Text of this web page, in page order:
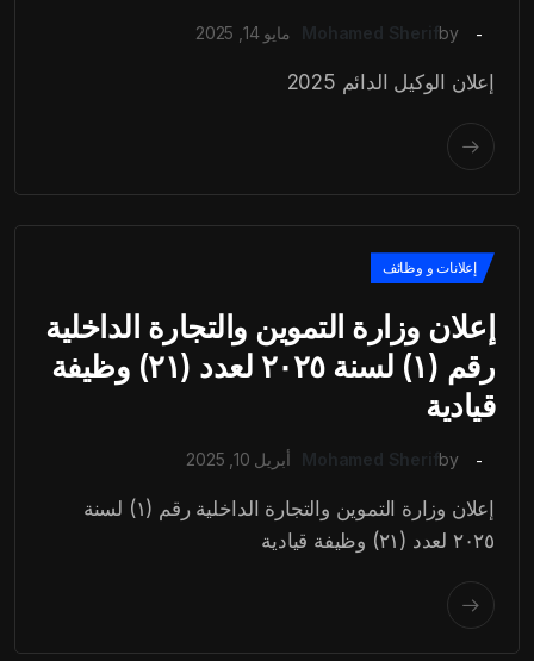
by
Mohamed Sherif مايو 14, 2025
إعلان الوكيل الدائم 2025
إعلانات و وظائف
إعلان وزارة التموين والتجارة الداخلية
رقم (١) لسنة ٢٠٢٥ لعدد (٢١) وظيفة
قيادية
by
Mohamed Sherif أبريل 10, 2025
إعلان وزارة التموين والتجارة الداخلية رقم (١) لسنة
٢٠٢٥ لعدد (٢١) وظيفة قيادية